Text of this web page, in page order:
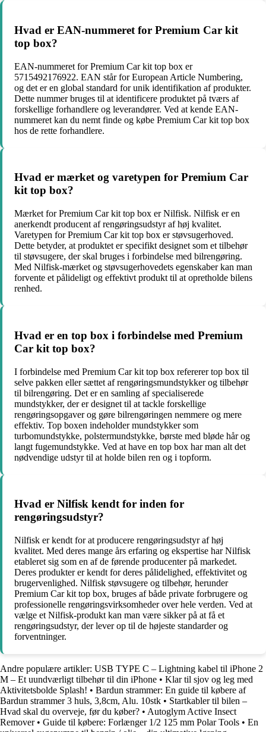
Hvad er EAN-nummeret for Premium Car kit
top box?
EAN-nummeret for Premium Car kit top box er
5715492176922. EAN står for European Article Numbering,
og det er en global standard for unik identifikation af produkter.
Dette nummer bruges til at identificere produktet på tværs af
forskellige forhandlere og leverandører. Ved at kende EAN-
nummeret kan du nemt finde og købe Premium Car kit top box
hos de rette forhandlere.
Hvad er mærket og varetypen for Premium Car
kit top box?
Mærket for Premium Car kit top box er Nilfisk. Nilfisk er en
anerkendt producent af rengøringsudstyr af høj kvalitet.
Varetypen for Premium Car kit top box er støvsugerhoved.
Dette betyder, at produktet er specifikt designet som et tilbehør
til støvsugere, der skal bruges i forbindelse med bilrengøring.
Med Nilfisk-mærket og støvsugerhovedets egenskaber kan man
forvente et pålideligt og effektivt produkt til at opretholde bilens
renhed.
Hvad er en top box i forbindelse med Premium
Car kit top box?
I forbindelse med Premium Car kit top box refererer top box til
selve pakken eller sættet af rengøringsmundstykker og tilbehør
til bilrengøring. Det er en samling af specialiserede
mundstykker, der er designet til at tackle forskellige
rengøringsopgaver og gøre bilrengøringen nemmere og mere
effektiv. Top boxen indeholder mundstykker som
turbomundstykke, polstermundstykke, børste med bløde hår og
langt fugemundstykke. Ved at have en top box har man alt det
nødvendige udstyr til at holde bilen ren og i topform.
Hvad er Nilfisk kendt for inden for
rengøringsudstyr?
Nilfisk er kendt for at producere rengøringsudstyr af høj
kvalitet. Med deres mange års erfaring og ekspertise har Nilfisk
etableret sig som en af de førende producenter på markedet.
Deres produkter er kendt for deres pålidelighed, effektivitet og
brugervenlighed. Nilfisk støvsugere og tilbehør, herunder
Premium Car kit top box, bruges af både private forbrugere og
professionelle rengøringsvirksomheder over hele verden. Ved at
vælge et Nilfisk-produkt kan man være sikker på at få et
rengøringsudstyr, der lever op til de højeste standarder og
forventninger.
Andre populære artikler: USB TYPE C – Lightning kabel til iPhone 2
M – Et uundværligt tilbehør til din iPhone • Klar til sjov og leg med
Aktivitetsbolde Splash! • Bardun strammer: En guide til købere af
Bardun strammer 3 huls, 3,8cm, Alu. 10stk • Startkabler til bilen –
Hvad skal du overveje, før du køber? • Autoglym Active Insect
Remover• Guide til købere: Forlænger 1/2 125 mm Polar Tools • En